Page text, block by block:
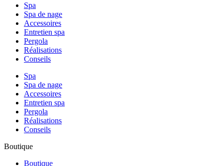
Spa
Spa de nage
Accessoires
Entretien spa
Pergola
Réalisations
Conseils
Spa
Spa de nage
Accessoires
Entretien spa
Pergola
Réalisations
Conseils
Boutique
Boutique